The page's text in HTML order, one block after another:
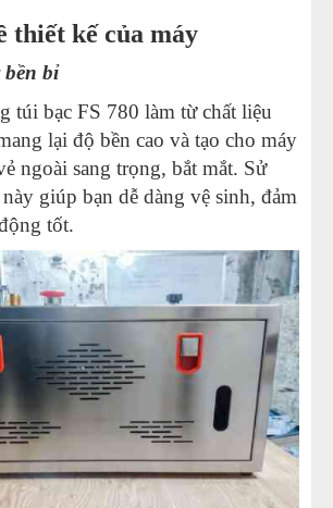
thiết kế của máy
bền bỉ
túi bạc FS 780 làm từ chất liệu
lại độ bền cao và tạo cho máy
ngoài sang trọng, bắt mắt. Sử
giúp bạn dễ dàng vệ sinh, đảm
tốt.